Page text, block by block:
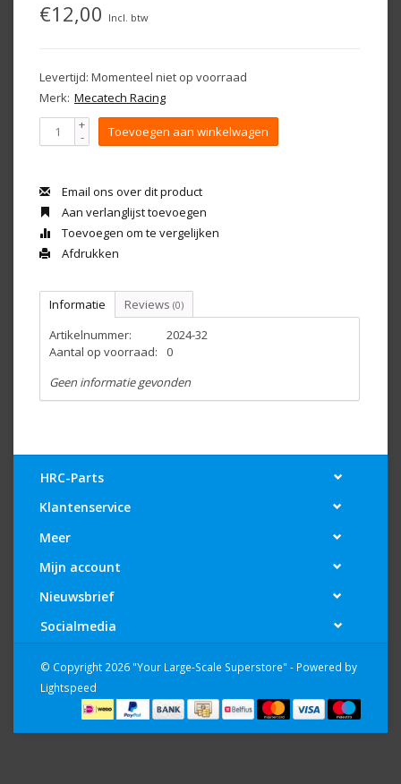
€12,00 Incl. btw
Levertijd: Momenteel niet op voorraad
Merk: Mecatech Racing
+
- Toevoegen aan winkelwagen
Email ons over dit product
Aan verlanglijst toevoegen
Toevoegen om te vergelijken
Afdrukken
Informatie Reviews (0)
Artikelnummer:
2024-32
Aantal op voorraad:
0
Geen informatie gevonden
HRC-Parts
Klantenservice
Meer
Mijn account
Nieuwsbrief
Socialmedia
© Copyright 2026 "Your Large-Scale Superstore" - Powered by
Lightspeed